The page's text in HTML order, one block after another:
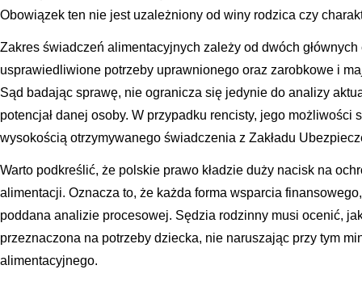
Obowiązek ten nie jest uzależniony od winy rodzica czy
Zakres świadczeń alimentacyjnych zależy od dwóch
usprawiedliwione potrzeby uprawnionego oraz zarobkowe i
Sąd badając sprawę, nie ogranicza się jedynie do analizy
potencjał danej osoby. W przypadku rencisty, jego
wysokością otrzymywanego świadczenia z Zakładu
Warto podkreślić, że polskie prawo kładzie duży nacisk na
alimentacji. Oznacza to, że każda forma wsparcia
poddana analizie procesowej. Sędzia rodzinny musi ocenić,
przeznaczona na potrzeby dziecka, nie naruszając przy tym
alimentacyjnego.